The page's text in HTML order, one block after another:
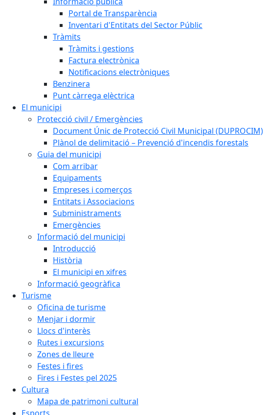
Portal de Transparència
Inventari d'Entitats del Sector Públic
Tràmits
Tràmits i gestions
Factura electrònica
Notificacions electròniques
Benzinera
Punt càrrega elèctrica
El municipi
Protecció civil / Emergències
Document Únic de Protecció Civil Municipal (DUPROCIM)
Plànol de delimitació – Prevenció d'incendis forestals
Guia del municipi
Com arribar
Equipaments
Empreses i comerços
Entitats i Associacions
Subministraments
Emergències
Informació del municipi
Introducció
Història
El municipi en xifres
Informació geogràfica
Turisme
Oficina de turisme
Menjar i dormir
Llocs d'interès
Rutes i excursions
Zones de lleure
Festes i fires
Fires i Festes pel 2025
Cultura
Mapa de patrimoni cultural